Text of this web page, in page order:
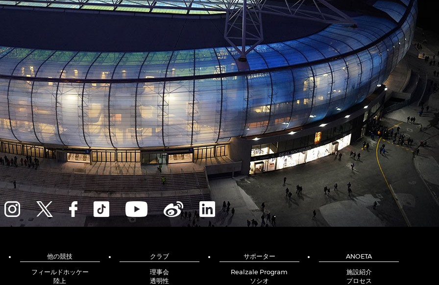
他の競技
フィールドホッケー
陸上
クラブ
理事会
透明性
サポーター
Realzale Program
ソシオ
ANOETA
施設紹介
プロセス